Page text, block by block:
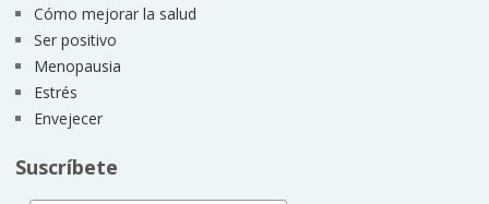
Cómo mejorar la salud
Ser positivo
Menopausia
Estrés
Envejecer
Suscríbete